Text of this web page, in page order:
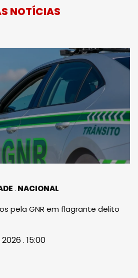
NOTÍCIAS
NACIONAL
pela GNR em flagrante delito
. 15:00